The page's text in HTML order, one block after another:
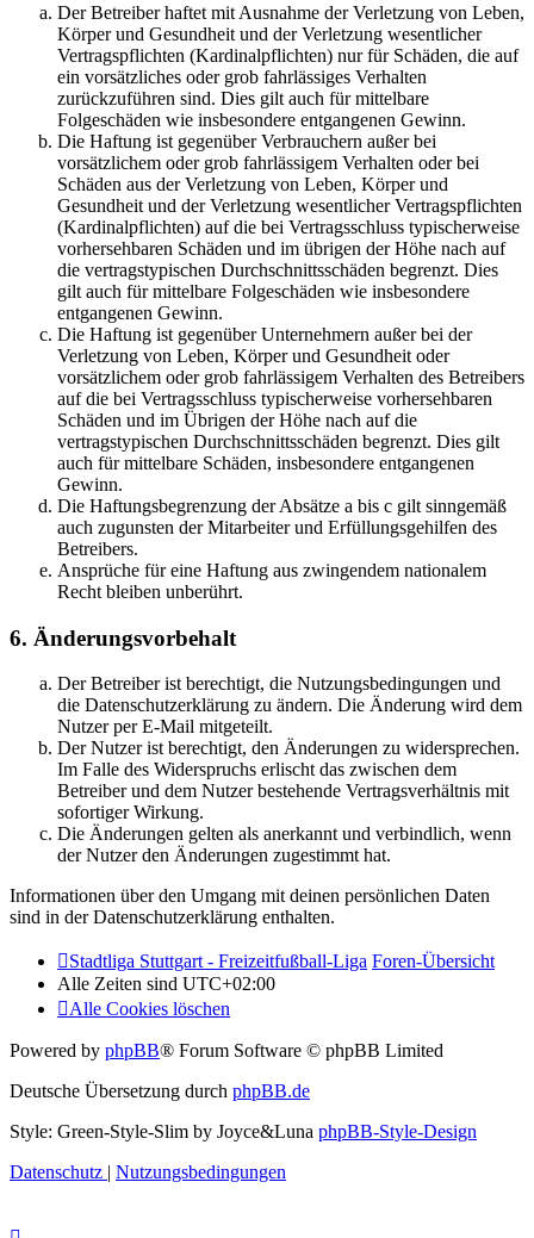
Der Betreiber haftet mit Ausnahme der Verletzung von Leben,
Körper und Gesundheit und der Verletzung wesentlicher
Vertragspflichten (Kardinalpflichten) nur für Schäden, die auf
ein vorsätzliches oder grob fahrlässiges Verhalten
zurückzuführen sind. Dies gilt auch für mittelbare
Folgeschäden wie insbesondere entgangenen Gewinn.
Die Haftung ist gegenüber Verbrauchern außer bei
vorsätzlichem oder grob fahrlässigem Verhalten oder bei
Schäden aus der Verletzung von Leben, Körper und
Gesundheit und der Verletzung wesentlicher Vertragspflichten
(Kardinalpflichten) auf die bei Vertragsschluss typischerweise
vorhersehbaren Schäden und im übrigen der Höhe nach auf
die vertragstypischen Durchschnittsschäden begrenzt. Dies
gilt auch für mittelbare Folgeschäden wie insbesondere
entgangenen Gewinn.
Die Haftung ist gegenüber Unternehmern außer bei der
Verletzung von Leben, Körper und Gesundheit oder
vorsätzlichem oder grob fahrlässigem Verhalten des Betreibers
auf die bei Vertragsschluss typischerweise vorhersehbaren
Schäden und im Übrigen der Höhe nach auf die
vertragstypischen Durchschnittsschäden begrenzt. Dies gilt
auch für mittelbare Schäden, insbesondere entgangenen
Gewinn.
Die Haftungsbegrenzung der Absätze a bis c gilt sinngemäß
auch zugunsten der Mitarbeiter und Erfüllungsgehilfen des
Betreibers.
Ansprüche für eine Haftung aus zwingendem nationalem
Recht bleiben unberührt.
6. Änderungsvorbehalt
Der Betreiber ist berechtigt, die Nutzungsbedingungen und
die Datenschutzerklärung zu ändern. Die Änderung wird dem
Nutzer per E-Mail mitgeteilt.
Der Nutzer ist berechtigt, den Änderungen zu widersprechen.
Im Falle des Widerspruchs erlischt das zwischen dem
Betreiber und dem Nutzer bestehende Vertragsverhältnis mit
sofortiger Wirkung.
Die Änderungen gelten als anerkannt und verbindlich, wenn
der Nutzer den Änderungen zugestimmt hat.
Informationen über den Umgang mit deinen persönlichen Daten
sind in der Datenschutzerklärung enthalten.
Stadtliga Stuttgart - Freizeitfußball-Liga Foren-Übersicht
Alle Zeiten sind UTC+02:00
Alle Cookies löschen
Powered by phpBB® Forum Software © phpBB Limited
Deutsche Übersetzung durch phpBB.de
Style: Green-Style-Slim by Joyce&Luna phpBB-Style-Design
Datenschutz | Nutzungsbedingungen